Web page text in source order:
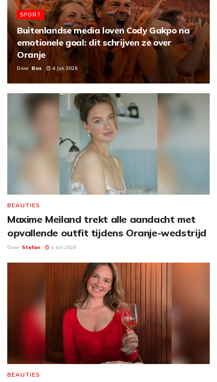
SPORT
Buitenlandse media loven Cody Gakpo na
emotionele goal: dit schrijven ze over
Oranje
Door Bas 4 Juli 2026
BEAUTIES
Maxime Meiland trekt alle aandacht met
opvallende outfit tijdens Oranje-wedstrijd
Door Stefan 4 Juli 2026
BEAUTIES